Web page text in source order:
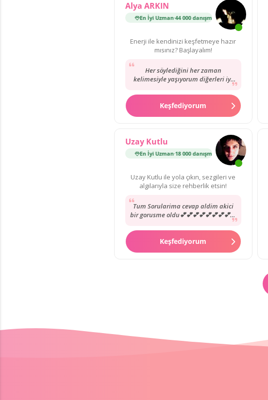
Alya ARKIN
En İyi Uzman·44 000 danışmanlık En İyi Uzman
Enerji ile kendinizi keşfetmeye hazır
mısınız? Başlayalım!
Her söylediğini her zaman
kelimesiyle yaşıyorum diğerleri iyi
olabilir ama Alya varken diğerleriyle
vakit kaybetmeyin.
Keşfediyorum
Uzay Kutlu
En İyi Uzman·18 000 danışmanlık En İyi Uzman
Uzay Kutlu ile yola çıkın, sezgileri ve
algılarıyla size rehberlik etsin!
Tum Sorularima cevap aldim akici
bir gorusme oldu💕💕💕💕💕💕💕💕💕
💕💕💕💕💕💕💕💕💕💕💕💕💕💕💕💕💕
💕💕💕💕💕💕💕💕💕💕💕💕💕💐💐💐💐
💐💐💐💐💐💐💐💐💐💐💐💐💐💐
Keşfediyorum